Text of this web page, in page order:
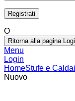
O
Ritorna alla pagina
Menu
Login
HomeStufe e
Nuovo